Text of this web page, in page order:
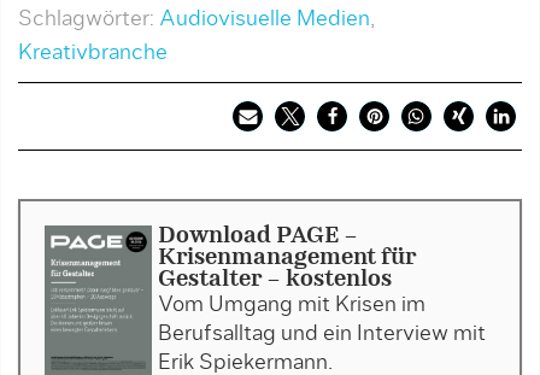
Schlagwörter: Audiovisuelle Medien,
Kreativbranche
Download PAGE -
Krisenmanagement für
Gestalter - kostenlos
Vom Umgang mit Krisen im
Berufsalltag und ein Interview mit
Erik Spiekermann.